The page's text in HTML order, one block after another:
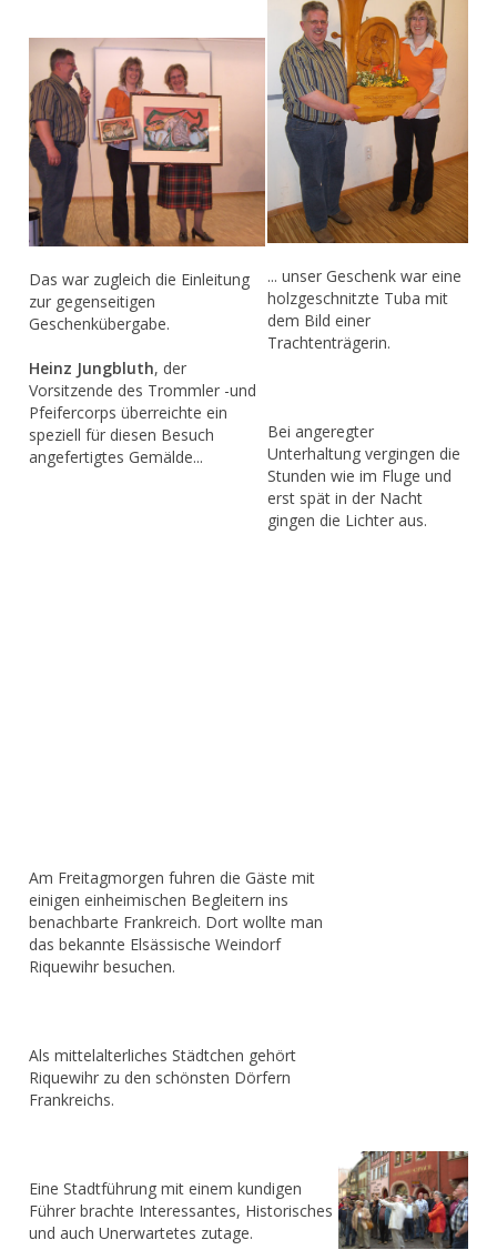
Das war zugleich die Einleitung
zur gegenseitigen
Geschenkübergabe.
Heinz Jungbluth, der
Vorsitzende des Trommler -und
Pfeifercorps überreichte ein
speziell für diesen Besuch
angefertigtes Gemälde...
... unser Geschenk war eine
holzgeschnitzte Tuba mit
dem Bild einer
Trachtenträgerin.
Bei angeregter
Unterhaltung vergingen die
Stunden wie im Fluge und
erst spät in der Nacht
gingen die Lichter aus.
Am Freitagmorgen fuhren die Gäste mit
einigen einheimischen Begleitern ins
benachbarte Frankreich. Dort wollte man
das bekannte Elsässische Weindorf
Riquewihr besuchen.
Als mittelalterliches Städtchen gehört
Riquewihr zu den schönsten Dörfern
Frankreichs.
Eine Stadtführung mit einem kundigen
Führer brachte Interessantes, Historisches
und auch Unerwartetes zutage.